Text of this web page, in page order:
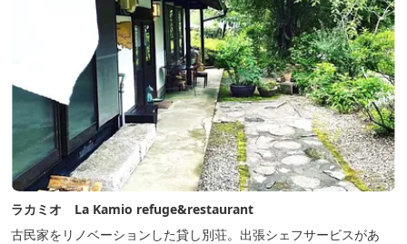
ラカミオ La Kamio refuge&restaurant
古民家をリノベーションした貸し別荘。出張シェフサービスがあ